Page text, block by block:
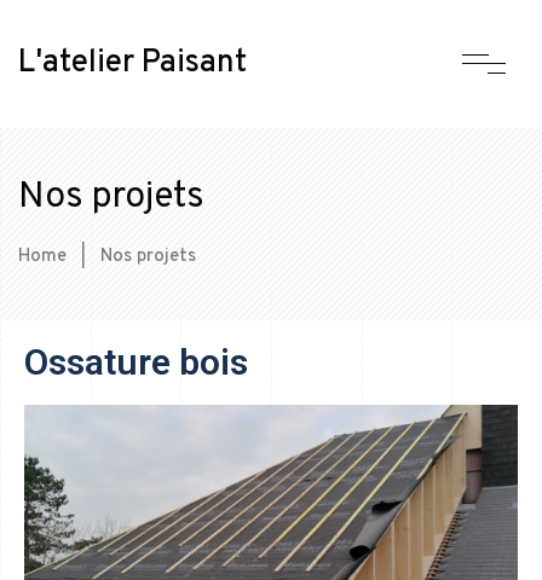
L'atelier Paisant
Nos projets
Home Nos projets
Ossature bois